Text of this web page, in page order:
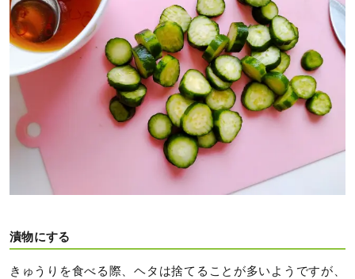
漬物にする
きゅうりを食べる際、ヘタは捨てることが多いようですが、